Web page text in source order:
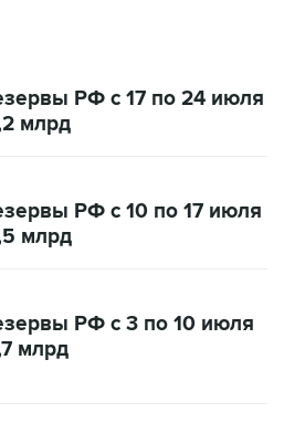
РФ с 17 по 24 июля
млрд
РФ с 10 по 17 июля
млрд
РФ с 3 по 10 июля
млрд